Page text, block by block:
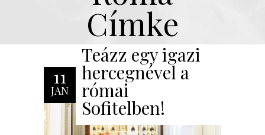
Címke
11
JAN
Teázz egy igazi
hercegnével a
római
Sofitelben!